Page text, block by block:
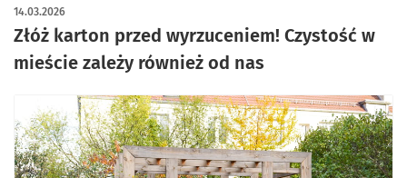
Złóż karton przed wyrzuceniem! Czystość w
mieście zależy również od nas
14.03.2026